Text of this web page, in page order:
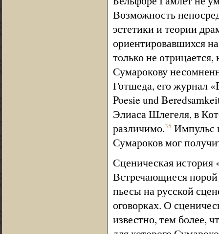
Возможность
эстетики и теории
ориентировавшихся
только не
Сумарокову
Готшеда, его журнал
Poesie und
Элиаса Шлегеля, в
различимо.35Импульс
Сумароков мог
Сценическая история
Встречающиеся порой
пьесы на русской
оговорках. О
известно, тем более,